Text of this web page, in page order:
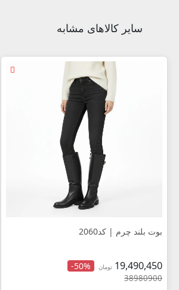
سایر کالاهای مشابه
بوت بلند چرم | کد2060
19,490,450 تومان -50%
38980900